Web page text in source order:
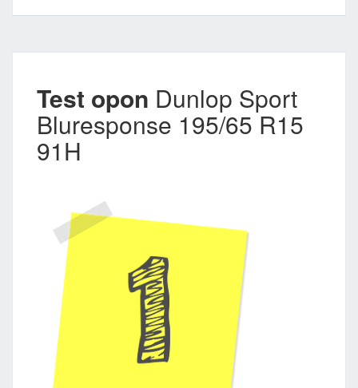
Test opon Dunlop Sport
Bluresponse 195/65 R15
91H